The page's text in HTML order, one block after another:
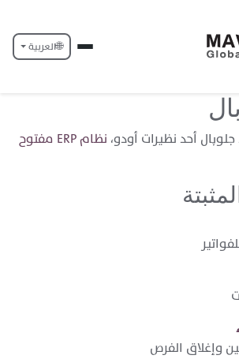
🌐العربية
أحد نظيرات أودو،
نظام ERP مفتوح
وإغلاق الفرص